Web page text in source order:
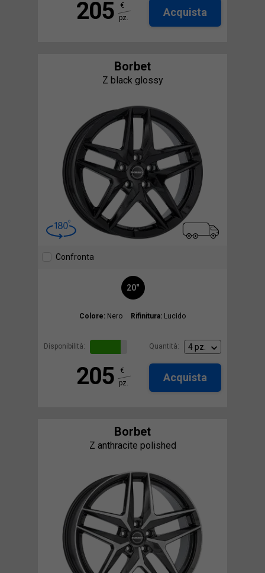
205
€
pz.
Acquista
Borbet
Z black glossy
Confronta
20"
Colore: Nero Rifinitura: Lucido
Disponibilità: Quantità:
205
€
pz.
Acquista
Borbet
Z anthracite polished